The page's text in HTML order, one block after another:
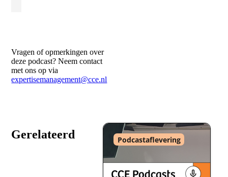
Vragen of opmerkingen over
deze podcast? Neem contact
met ons op via
expertisemanagement@cce.nl
Gerelateerd
Type
:
Podcastaflevering